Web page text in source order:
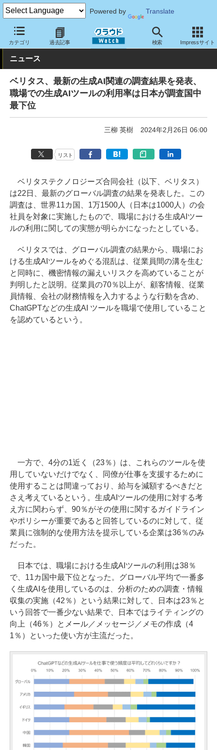
Powered by Translate
カテゴリ 過去記事 検索 Impressサイト
クラウド Watch トピック 調査・予測
ニュース
ベリタス、最新の生成AI関連の調査結果を発表、
職場での生成AIツールの利用率は日本が調査国中
最下位
三柳 英樹 2024年2月26日 06:00
リスト
ベリタステクノロジーズ合同会社（以下、ベリタス）
は22日、最新のグローバル調査の結果を発表した。この
調査は、世界11カ国、1万1500人（日本は1000人）の会
社員を対象に実施したもので、職場における生成AIツー
ルの利用に関しての実態が明らかになったとしている。
ベリタスでは、グローバル調査の結果から、職場にお
ける生成AIツールをめぐる混乱は、従業員間の溝を生む
と同時に、機密情報の漏えいリスクを高めていることが
判明したと説明。従業員の70％以上が、顧客情報、従業
員情報、会社の財務情報を入力するような行動を含め、
ChatGPTなどの生成AI ツールを職場で使用していること
を認めているという。
一方で、4分の1近く（23％）は、これらのツールを使
用していないだけでなく、同僚が仕事を支援するために
使用することは間違っており、給与を減額するべきだと
さえ考えているという。生成AIツールの使用に対する考
え方に関わらず、90％がその使用に関するガイドライン
やポリシーが重要であると回答しているのに対して、従
業員に強制的な使用方法を提示している企業は36％のみ
だった。
日本では、職場における生成AIツールの利用は38％
で、11カ国中最下位となった。グローバル平均で一番多
く生成AIを使用しているのは、分析のための調査・情報
収集の実施（42％）という結果に対して、日本は23％と
いう回答で一番少ない結果で、日本ではライティングの
向上（46％）とメール／メッセージ／メモの作成（4
1％）といった使い方が主流だった。